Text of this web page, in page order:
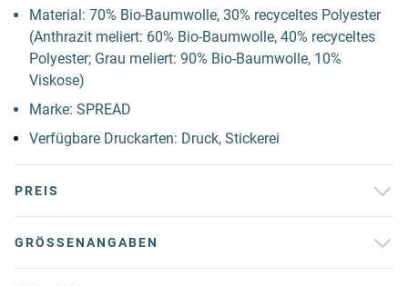
Material: 70% Bio-Baumwolle, 30% recyceltes Polyester
(Anthrazit meliert: 60% Bio-Baumwolle, 40% recyceltes
Polyester; Grau meliert: 90% Bio-Baumwolle, 10%
Viskose)
Marke: SPREAD
Verfügbare Druckarten: Druck, Stickerei
PREIS
GRÖSSENANGABEN